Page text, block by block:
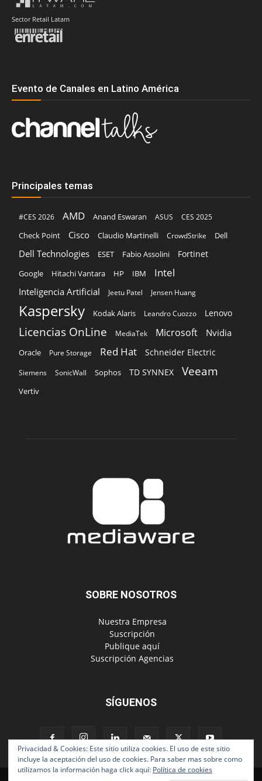
Sector Retail Latam
Evento de Canales en Latino América
Principales temas
#CES 2026 AMD Anand Eswaran ASUS
CES 2025
Check Point
Cisco Claudio Martinelli CrowdStrike Dell
Dell Technologies ESET Fabio Assolini Fortinet
Google Hitachi Vantara HP IBM Intel
Inteligencia Artificial Jeetu Patel Jensen Huang
Kaspersky Kodak Alaris Leandro Cuozzo Lenovo
Licencias OnLine MediaTek Microsoft Nvidia
Oracle Pure Storage Red Hat Schneider Electric
Siemens SonicWall Sophos TD SYNNEX Veeam
Vertiv
SOBRE NOSOTROS
‎ Nuestra Empresa
‎ Suscripción
‎ Publique aquí
‎ Suscripción Agencias
SÍGUENOS
Privacidad & Cookies: Este sitio utiliza cookies. El uso de este sitio
incluye la aceptación del uso de cookies. Para saber mas sobre como
utilizamos la información haga click aquí: Política de cookies